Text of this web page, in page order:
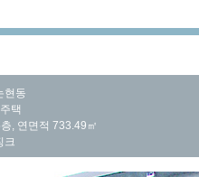
현동
택
, 연면적 733.49㎡
크